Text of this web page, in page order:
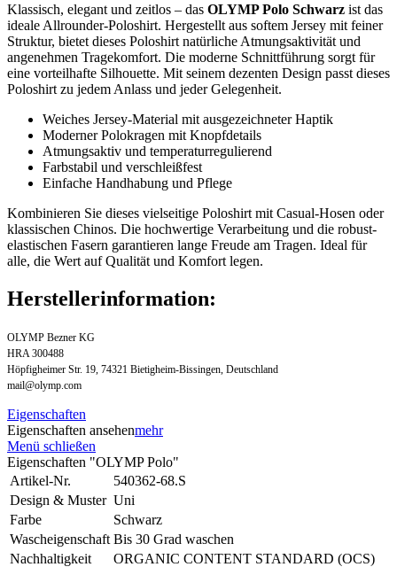
Klassisch, elegant und zeitlos – das OLYMP Polo Schwarz ist das
ideale Allrounder-Poloshirt. Hergestellt aus softem Jersey mit feiner
Struktur, bietet dieses Poloshirt natürliche Atmungsaktivität und
angenehmen Tragekomfort. Die moderne Schnittführung sorgt für
eine vorteilhafte Silhouette. Mit seinem dezenten Design passt dieses
Poloshirt zu jedem Anlass und jeder Gelegenheit.
Weiches Jersey-Material mit ausgezeichneter Haptik
Moderner Polokragen mit Knopfdetails
Atmungsaktiv und temperaturregulierend
Farbstabil und verschleißfest
Einfache Handhabung und Pflege
Kombinieren Sie dieses vielseitige Poloshirt mit Casual-Hosen oder
klassischen Chinos. Die hochwertige Verarbeitung und die robust-
elastischen Fasern garantieren lange Freude am Tragen. Ideal für
alle, die Wert auf Qualität und Komfort legen.
Herstellerinformation:
OLYMP Bezner KG
HRA 300488
Höpfigheimer Str. 19, 74321 Bietigheim-Bissingen, Deutschland
mail@olymp.com
Eigenschaften
Eigenschaften ansehenmehr
Menü schließen
Eigenschaften "OLYMP Polo"
Artikel-Nr.
540362-68.S
Design & Muster Uni
Farbe
Schwarz
Wascheigenschaft Bis 30 Grad waschen
Nachhaltigkeit
ORGANIC CONTENT STANDARD (OCS)